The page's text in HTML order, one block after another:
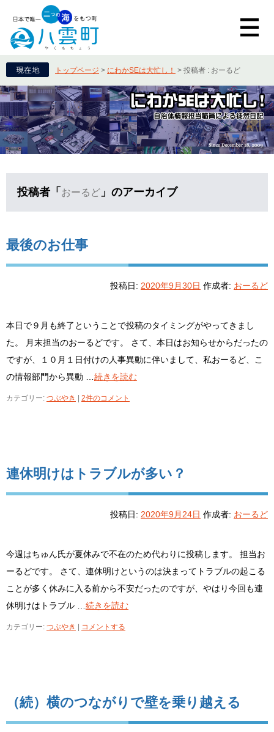
トップページ > にわかSEは大忙し！ > 投稿者 : おーるど
投稿者「 おーるど 」のアーカイブ
最後のお仕事
投稿日: 2020年9月30日 作成者: おーるど
本日で９月も終了ということで投稿のタイミングがやってきまし
た。 月末担当のおーるどです。 さて、本日はお知らせからだったの
ですが、１０月１日付けの人事異動に伴いまして、私おーるど、こ
の情報部門から異動 … 続きを読む
カテゴリー: つぶやき 2件のコメント
連休明けはトラブルが多い？
投稿日: 2020年9月24日 作成者: おーるど
今週はちゅん氏が夏休みで不在のため代わりに投稿します。 担当お
ーるどです。 さて、連休明けというのは決まってトラブルの起こる
ことが多く休みに入る前から不安だったのですが、やはり今回も連
休明けはトラブル … 続きを読む
カテゴリー: つぶやき コメントする
（続）横のつながりで壁を乗り越える